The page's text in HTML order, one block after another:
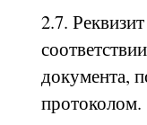
2.7.
документа,
протоколом.